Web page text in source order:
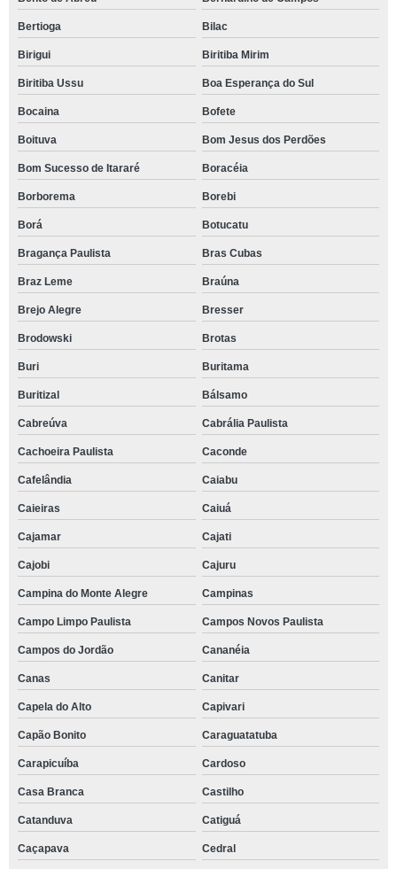
Bertioga Bilac
Birigui Biritiba Mirim
Biritiba Ussu Boa Esperança do Sul
Bocaina Bofete
Boituva Bom Jesus dos Perdões
Bom Sucesso de Itararé Boracéia
Borborema Borebi
Borá Botucatu
Bragança Paulista Bras Cubas
Braz Leme Braúna
Brejo Alegre Bresser
Brodowski Brotas
Buri Buritama
Buritizal Bálsamo
Cabreúva Cabrália Paulista
Cachoeira Paulista Caconde
Cafelândia Caiabu
Caieiras Caiuá
Cajamar Cajati
Cajobi Cajuru
Campina do Monte Alegre Campinas
Campo Limpo Paulista Campos Novos Paulista
Campos do Jordão Cananéia
Canas Canitar
Capela do Alto Capivari
Capão Bonito Caraguatatuba
Carapicuíba Cardoso
Casa Branca Castilho
Catanduva Catiguá
Caçapava Cedral